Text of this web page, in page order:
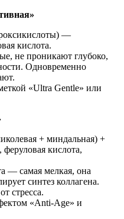
—
кислота.
не проникают глубоко,
Одновременно
«Ultra Gentle» или
+ миндальная) +
кислота,
— самая мелкая, она
синтез коллагена.
стресса.
«Anti-Age» и